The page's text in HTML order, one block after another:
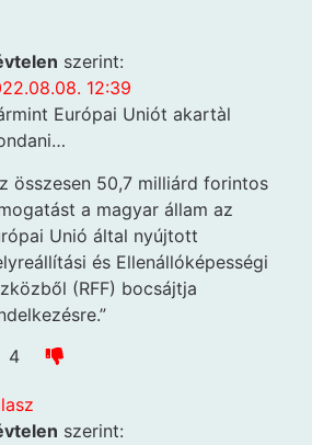
szerint:
12:39
Európai Uniót akartàl
összesen 50,7 milliárd forintos
a magyar állam az
Unió által nyújtott
és Ellenállóképességi
(RFF) bocsájtja
4
szerint: